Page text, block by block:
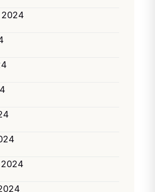
2024
2024